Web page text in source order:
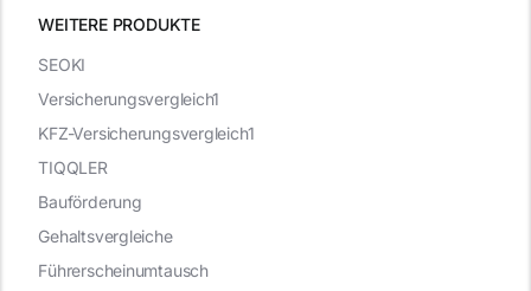
WEITERE PRODUKTE
SEOKI
Versicherungsvergleich1
KFZ-Versicherungsvergleich1
TIQQLER
Bauförderung
Gehaltsvergleiche
Führerscheinumtausch